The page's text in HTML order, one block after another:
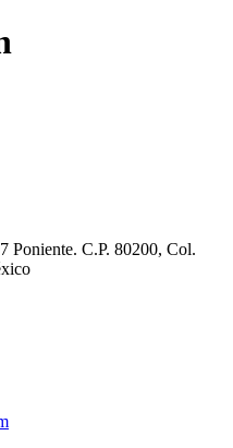
Poniente. C.P. 80200, Col.